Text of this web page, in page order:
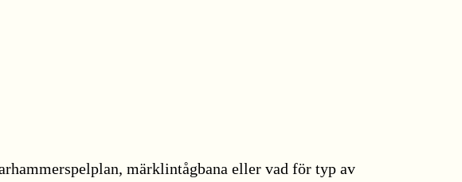
märklintågbana eller vad för typ av